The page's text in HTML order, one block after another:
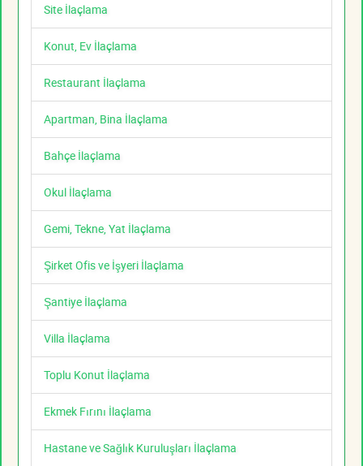
Site İlaçlama
Konut, Ev İlaçlama
Restaurant İlaçlama
Apartman, Bina İlaçlama
Bahçe İlaçlama
Okul İlaçlama
Gemi, Tekne, Yat İlaçlama
Şirket Ofis ve İşyeri İlaçlama
Şantiye İlaçlama
Villa İlaçlama
Toplu Konut İlaçlama
Ekmek Fırını İlaçlama
Hastane ve Sağlık Kuruluşları İlaçlama